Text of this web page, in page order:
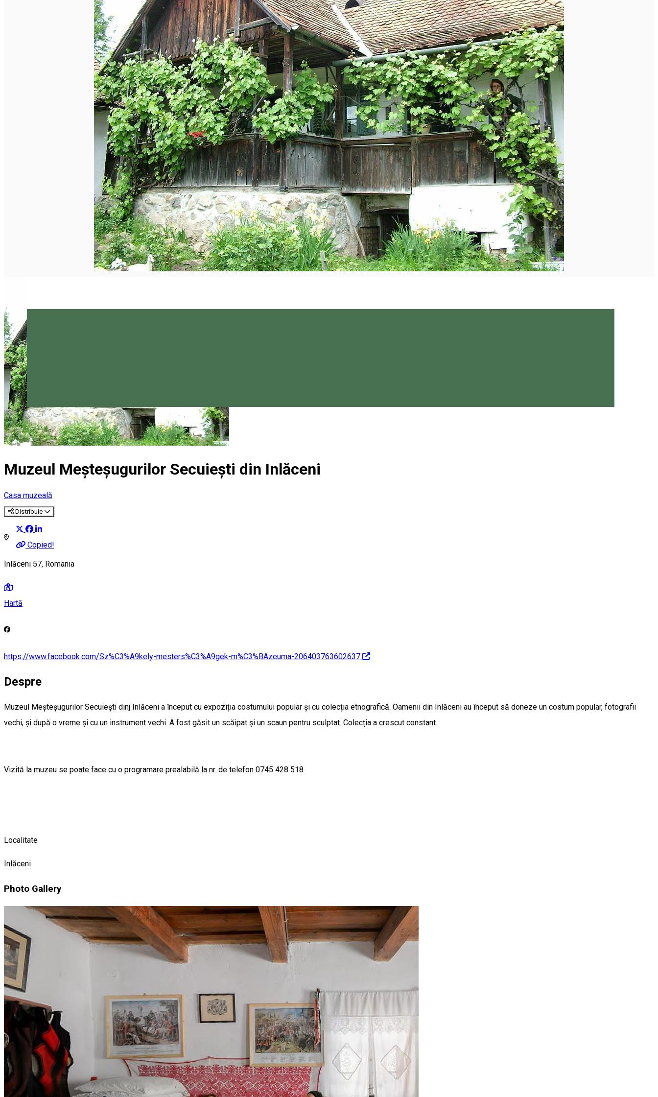
Magyar
Închirieri de biciclete
Muzeul Meșteșugurilor Secuiești din Inlăceni
Casa muzeală
Distribuie
Copied!
Inlăceni 57, Romania
Hartă
https://www.facebook.com/Sz%C3%A9kely-mesters%C3%A9gek-m%C3%BAzeuma-206403763602637
Despre
Muzeul Meșteșugurilor Secuiești dinj Inlăceni a început cu expoziția costumului popular și cu colecția etnografică. Oamenii din Inlăceni au început să doneze un costum popular, fotografii
vechi, și după o vreme și cu un instrument vechi. A fost găsit un scăipat și un scaun pentru sculptat. Colecția a crescut constant.
Vizită la muzeu se poate face cu o programare prealabilă la nr. de telefon 0745 428 518
Localitate
Inlăceni
Photo Gallery